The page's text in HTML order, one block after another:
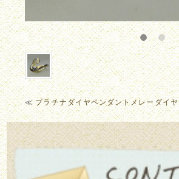
≪プラチナダイヤペンダントメレーダイヤ